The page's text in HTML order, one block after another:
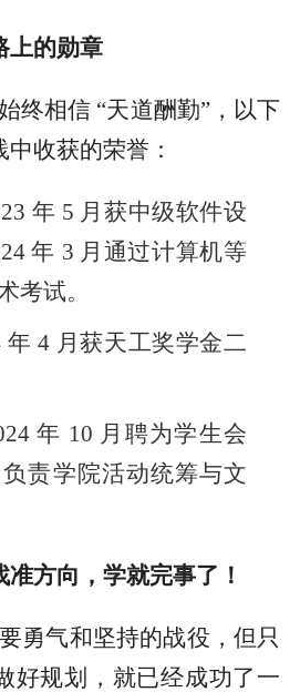
上的勋章
相信 “天道酬勤”，以下
收获的荣誉：
年 5 月获中级软件设
年 3 月通过计算机等
考试。
年 4 月获天工奖学金二
年 10 月聘为学生会
责学院活动统筹与文
方向，学就完事了！
气和坚持的战役，但只
好规划，就已经成功了一